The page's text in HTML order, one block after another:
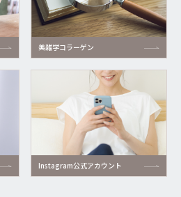
美雑学コラーゲン
Instagram公式アカウント